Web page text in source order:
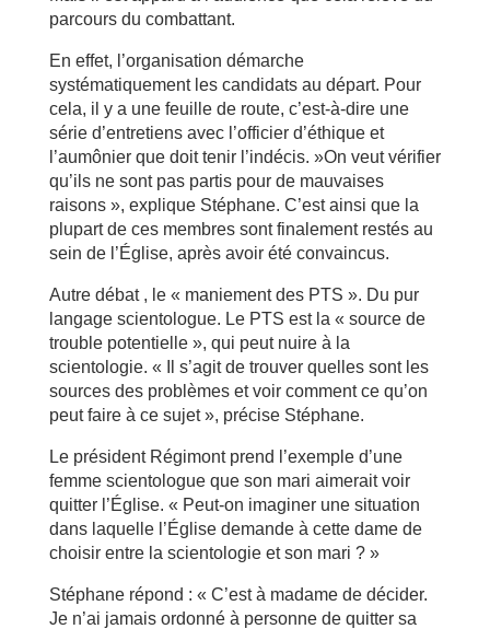
parcours du combattant.
En effet, l’organisation démarche
systématiquement les candidats au départ. Pour
cela, il y a une feuille de route, c’est-à-dire une
série d’entretiens avec l’officier d’éthique et
l’aumônier que doit tenir l’indécis. »On veut vérifier
qu’ils ne sont pas partis pour de mauvaises
raisons », explique Stéphane. C’est ainsi que la
plupart de ces membres sont finalement restés au
sein de l’Église, après avoir été convaincus.
Autre débat , le « maniement des PTS ». Du pur
langage scientologue. Le PTS est la « source de
trouble potentielle », qui peut nuire à la
scientologie. « Il s’agit de trouver quelles sont les
sources des problèmes et voir comment ce qu’on
peut faire à ce sujet », précise Stéphane.
Le président Régimont prend l’exemple d’une
femme scientologue que son mari aimerait voir
quitter l’Église. « Peut-on imaginer une situation
dans laquelle l’Église demande à cette dame de
choisir entre la scientologie et son mari ? »
Stéphane répond : « C’est à madame de décider.
Je n’ai jamais ordonné à personne de quitter sa